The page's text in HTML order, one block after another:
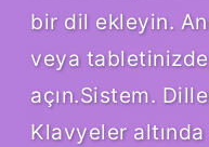
bir dil ekleyin.
veya tabletinizde
açın.Sistem.
Klavyeler altında